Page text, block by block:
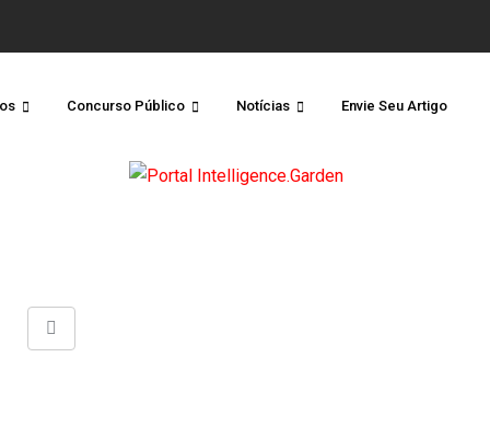
Concurso Público Notícias Envie Seu Artigo
Share